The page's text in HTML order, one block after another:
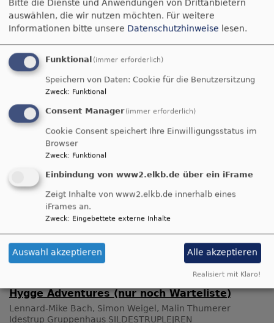
Tageslosung
Siehe, was ich früher verkündigt habe, ist
gekommen. So verkündige ich auch Neues; ehe
denn es sprosst, lasse ich's euch hören.
Jesaja 42,9
Der Menschensohn ist's, der den guten Samen
sät. Der Acker ist die Welt.
Matthäus 13,37-38
Weitere Informationen finden Siehier.
Hygge Adventures (nur noch Warteliste)
Lennard-Mike Bach, Simon Weigel, Malin Thumerer
Idestrup Gruppenhaus SILDESTRUPLEJREN
Bitte die Dienste und Anwendungen von Drittanbietern
auswählen, die wir nutzen möchten. Für weitere
Informationen bitte unsere Datenschutzhinweise lesen.
Funktional (immer erforderlich)
Speichern von Daten: Cookie für die Benutzersitzung
Zweck: Funktional
Consent Manager (immer erforderlich)
Cookie Consent speichert Ihre Einwilligungsstatus im
Browser
Zweck: Funktional
Einbindung von www2.elkb.de über ein iFrame
Zeigt Inhalte von www2.elkb.de innerhalb eines
iFrames an.
Zweck: Eingebettete externe Inhalte
Auswahl akzeptieren Alle akzeptieren
Realisiert mit Klaro!